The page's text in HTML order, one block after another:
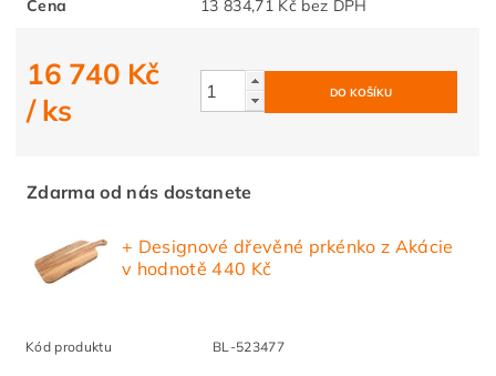
Cena 13 834,71 Kč bez DPH
16 740 Kč
/ ks
Zdarma od nás dostanete
+ Designové dřevěné prkénko z Akácie
v hodnotě 440 Kč
Kód produktu BL-523477